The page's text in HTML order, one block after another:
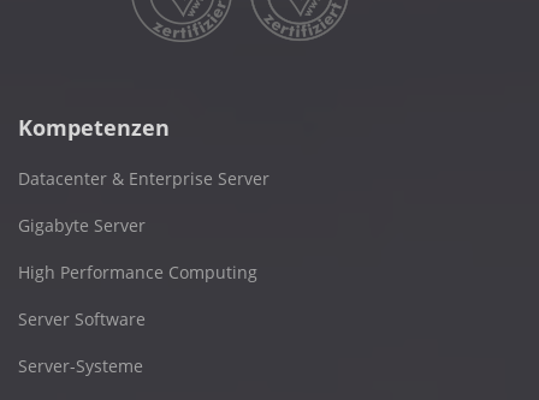
Kompetenzen
Datacenter & Enterprise Server
Gigabyte Server
High Performance Computing
Server Software
Server-Systeme